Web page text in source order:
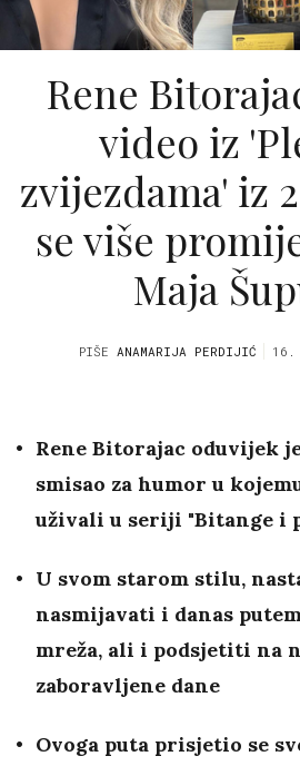
Rene
video iz
zvijezdama' iz
se više
Maja
PIŠE ANAMARIJA PERDIJIĆ 16.
Rene Bitorajac oduvijek
smisao za humor u
uživali u seriji "Bitange i
U svom starom stilu,
nasmijavati i danas
mreža, ali i podsjetiti na
zaboravljene dane
Ovoga puta prisjetio se